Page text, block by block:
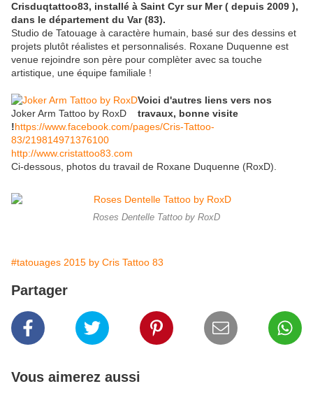
Crisduqtattoo83, installé à Saint Cyr sur Mer ( depuis 2009 ),
dans le département du Var (83).
Studio de Tatouage à caractère humain, basé sur des dessins et
projets plutôt réalistes et personnalisés. Roxane Duquenne est
venue rejoindre son père pour complèter avec sa touche
artistique, une équipe familiale !
Joker Arm Tattoo by RoxD
Voici d'autres liens vers nos
travaux, bonne visite
!https://www.facebook.com/pages/Cris-Tattoo-
83/219814971376100
http://www.cristattoo83.com
Ci-dessous, photos du travail de Roxane Duquenne (RoxD).
Roses Dentelle Tattoo by RoxD
#tatouages 2015 by Cris Tattoo 83
Partager
Vous aimerez aussi